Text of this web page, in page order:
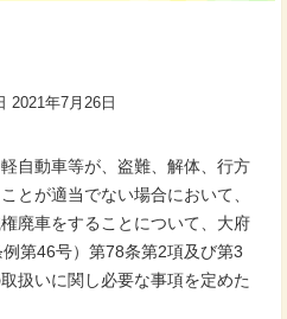
年7月26日
自動車等が、盗難、解体、行方
とが適当でない場合において、
廃車をすることについて、大府
第46号）第78条第2項及び第3
扱いに関し必要な事項を定めた